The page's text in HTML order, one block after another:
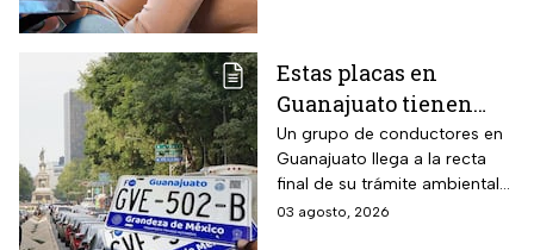
Estas placas en
Guanajuato tienen
hasta el 31 de agosto
2026 para realizar la
verificación
vehicular o habrá
Un grupo de conductores en
Guanajuato llega a la recta
final de su trámite ambiental
semestral. El descuido cuesta
03 agosto, 2026